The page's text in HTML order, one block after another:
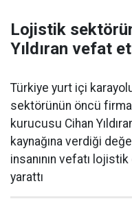
Lojistik
Yıldıran vefat
Türkiye yurt içi
sektörünün öncü
kurucusu Cihan
kaynağına verdiği
insanının vefatı
yarattı